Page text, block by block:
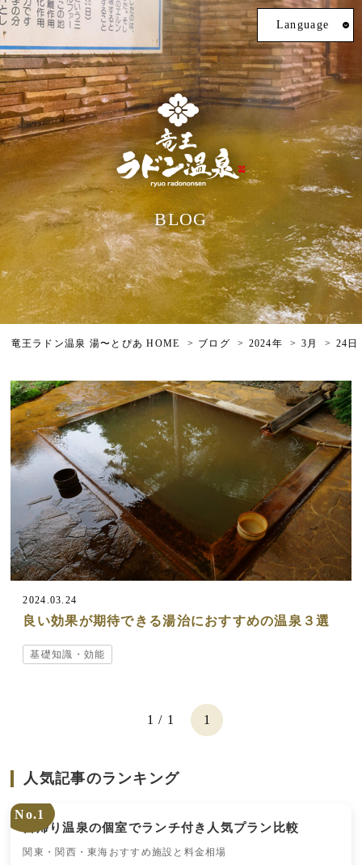
BLOG
Language
竜王ラドン温泉 湯〜とぴあ HOME ブログ 2024年 3月 24日
2024.03.24
良い効果が期待できる湯治におすすめの温泉３選
基礎知識・効能
1 / 1 1
人気記事のランキング
No.1
日帰り温泉の個室でランチ付き人気プラン比較
関東・関西・東海おすすめ施設と料金相場